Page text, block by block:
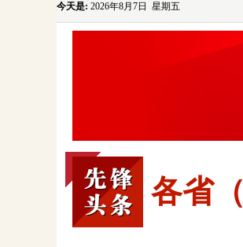
今天是: 2026年8月7日 星期五
各省